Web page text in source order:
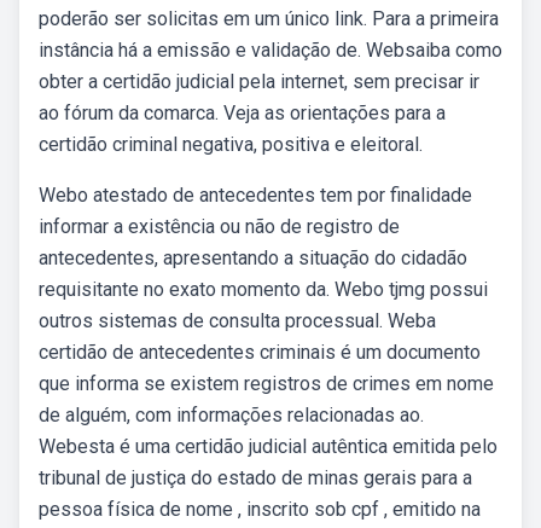
poderão ser solicitas em um único link. Para a primeira
instância há a emissão e validação de. Websaiba como
obter a certidão judicial pela internet, sem precisar ir
ao fórum da comarca. Veja as orientações para a
certidão criminal negativa, positiva e eleitoral.
Webo atestado de antecedentes tem por finalidade
informar a existência ou não de registro de
antecedentes, apresentando a situação do cidadão
requisitante no exato momento da. Webo tjmg possui
outros sistemas de consulta processual. Weba
certidão de antecedentes criminais é um documento
que informa se existem registros de crimes em nome
de alguém, com informações relacionadas ao.
Webesta é uma certidão judicial autêntica emitida pelo
tribunal de justiça do estado de minas gerais para a
pessoa física de nome , inscrito sob cpf , emitido na